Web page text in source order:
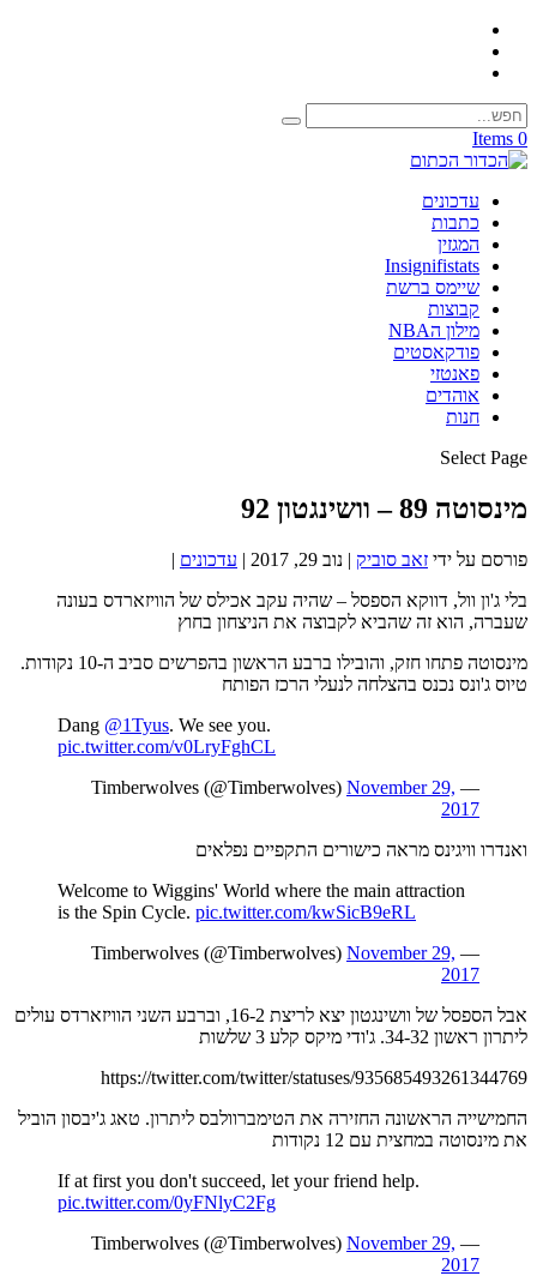
0 Items
עדכונים
כתבות
המגזין
Insignifistats
שיימס ברשת
קבוצות
מילון הNBA
פודקאסטים
פאנטזי
אוהדים
חנות
Select Page
מינסוטה 89 – וושינגטון 92
פורסם על ידי זאב סוביק | נוב 29, 2017 | עדכונים |
בלי ג'ון וול, דווקא הספסל – שהיה עקב אכילס של הוויזארדס בעונה
שעברה, הוא זה שהביא לקבוצה את הניצחון בחוץ
מינסוטה פתחו חזק, והובילו ברבע הראשון בהפרשים סביב ה-10 נקודות.
טיוס ג'ונס נכנס בהצלחה לנעלי הרכז הפותח
Dang @1Tyus. We see you.
pic.twitter.com/v0LryFghCL
— Timberwolves (@Timberwolves)
November 29,
2017
ואנדרו וויגינס מראה כישורים התקפיים נפלאים
Welcome to Wiggins' World where the main attraction
is the Spin Cycle. pic.twitter.com/kwSicB9eRL
— Timberwolves (@Timberwolves)
November 29,
2017
אבל הספסל של וושינגטון יצא לריצת 16-2, וברבע השני הוויזארדס עולים
ליתרון ראשון 34-32. ג'ודי מיקס קלע 3 שלשות
https://twitter.com/twitter/statuses/935685493261344769
החמישייה הראשונה החזירה את הטימברוולבס ליתרון. טאג ג'יבסון הוביל
את מינסוטה במחצית עם 12 נקודות
If at first you don't succeed, let your friend help.
pic.twitter.com/0yFNlyC2Fg
— Timberwolves (@Timberwolves)
November 29,
2017